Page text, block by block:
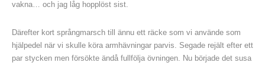
vakna… och jag låg hopplöst sist.
Därefter kort språngmarsch till ännu ett räcke som vi använde som
hjälpedel när vi skulle köra armhävningar parvis. Segade rejält efter ett
par stycken men försökte ändå fullfölja övningen. Nu började det susa